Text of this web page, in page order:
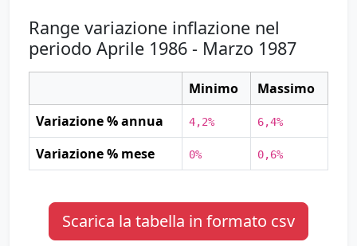
Range variazione inflazione nel
periodo Aprile 1986 - Marzo 1987
Minimo
Massimo
Variazione % annua
4,2% 6,4%
Variazione % mese 0% 0,6%
Scarica la tabella in formato csv